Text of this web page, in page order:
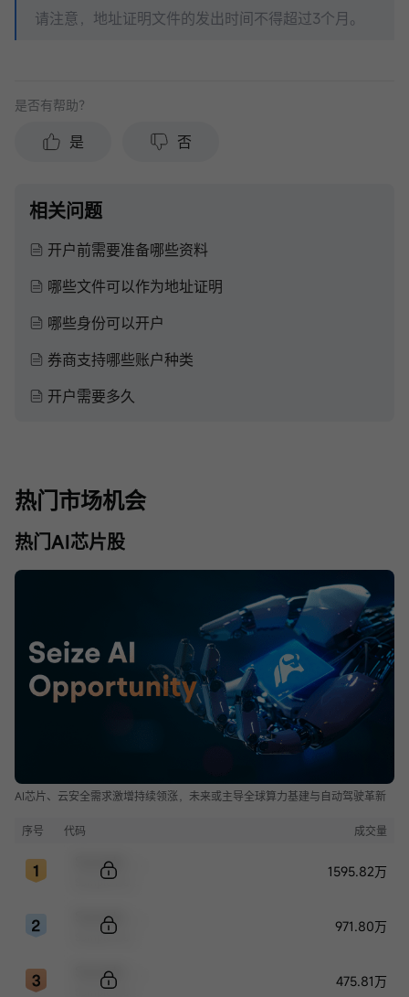
请注意，地址证明文件的发出时间不得超过3个月。
是否有帮助？
是 否
相关问题
开户前需要准备哪些资料
哪些文件可以作为地址证明
哪些身份可以开户
券商支持哪些账户种类
开户需要多久
热门市场机会
热门AI芯片股
AI芯片、云安全需求激增持续领涨，未来或主导全球算力基建与自动驾驶革新
序号 代码 成交量
1595.82万
971.80万
475.81万